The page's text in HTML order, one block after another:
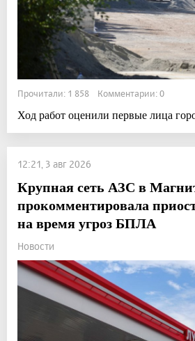
Прочитали: 1 858 Комментарии: 0
Ход работ оценили первые лица
12:21, 3 авг 2026
Крупная сеть АЗС в
прокомментировала
на время угроз БПЛА
Новости